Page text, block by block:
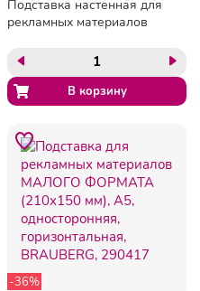
Подставка настенная для
рекламных материалов
(297х210 мм), А4, ПЭТ,
STAFF, 291399
-36%